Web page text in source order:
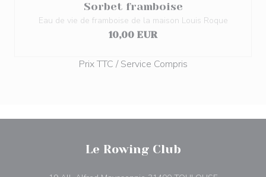
Sorbet framboise
Eau de vie de framboise de la maison Louis Roque
10,00 EUR
Prix TTC / Service Compris
Le Rowing Club